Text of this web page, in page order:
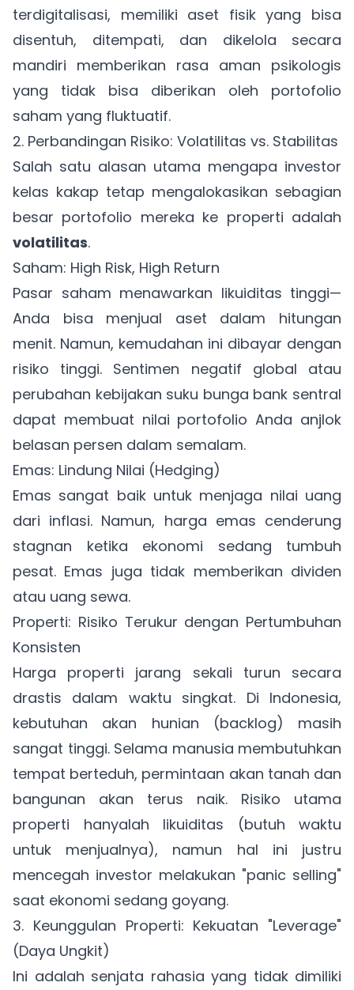
terdigitalisasi, memiliki aset fisik yang bisa
disentuh, ditempati, dan dikelola secara
mandiri memberikan rasa aman psikologis
yang tidak bisa diberikan oleh portofolio
saham yang fluktuatif.
2. Perbandingan Risiko: Volatilitas vs. Stabilitas
Salah satu alasan utama mengapa investor
kelas kakap tetap mengalokasikan sebagian
besar portofolio mereka ke properti adalah
volatilitas.
Saham: High Risk, High Return
Pasar saham menawarkan likuiditas tinggi—
Anda bisa menjual aset dalam hitungan
menit. Namun, kemudahan ini dibayar dengan
risiko tinggi. Sentimen negatif global atau
perubahan kebijakan suku bunga bank sentral
dapat membuat nilai portofolio Anda anjlok
belasan persen dalam semalam.
Emas: Lindung Nilai (Hedging)
Emas sangat baik untuk menjaga nilai uang
dari inflasi. Namun, harga emas cenderung
stagnan ketika ekonomi sedang tumbuh
pesat. Emas juga tidak memberikan dividen
atau uang sewa.
Properti: Risiko Terukur dengan Pertumbuhan
Konsisten
Harga properti jarang sekali turun secara
drastis dalam waktu singkat. Di Indonesia,
kebutuhan akan hunian (backlog) masih
sangat tinggi. Selama manusia membutuhkan
tempat berteduh, permintaan akan tanah dan
bangunan akan terus naik. Risiko utama
properti hanyalah likuiditas (butuh waktu
untuk menjualnya), namun hal ini justru
mencegah investor melakukan "panic selling"
saat ekonomi sedang goyang.
3. Keunggulan Properti: Kekuatan "Leverage"
(Daya Ungkit)
Ini adalah senjata rahasia yang tidak dimiliki